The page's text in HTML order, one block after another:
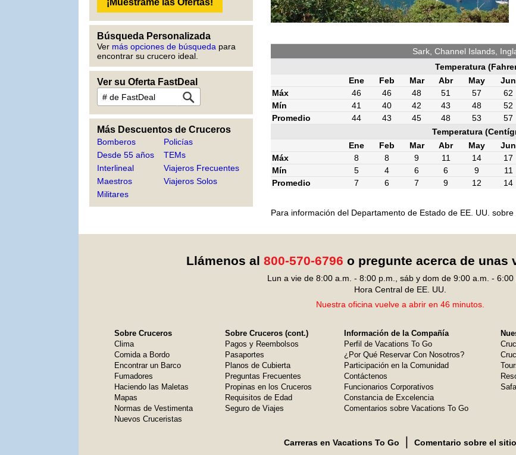
Búsqueda Personalizada
Ver más opciones de búsqueda para
encontrar su crucero ideal.
Ver su Oferta FastDeal
Más Descuentos de Cruceros
Bomberos
Desde 55 años
Interlineal
Maestros
Militares
Policías
TEMs
Viajeros Frecuentes
Viajeros Solos
Sark, Channel Islands,
Temperatura
Ene
Feb Mar Abr May Jun
Máx
46 46 48 51 57 62
Mín
41 40 42 43 48 52
Promedio
44 43 45 48 53 57
Temperatura
Ene
Feb Mar Abr May Jun
Máx
8 8 9 11 14 17
Mín
5 4 6 6 9 11
Promedio
7 6 7 9 12 14
Para información del Departamento de Estado de EE. UU.
Llámenos al 800-570-6796 o pregunte acerca de unas
Lun a vie de 8:00 a.m. - 8:00 p.m., sáb y dom de 9:00 a.m. - 6:00
Hora Central de EE. UU.
Nuestra oficina vuelve a abrir en 46 minutos.
Sobre Cruceros
Clima
Comida a Bordo
Encontrar un Barco
Fumadores
Haciendo las Maletas
Mapas
Normas de Vestimenta
Nuevos Cruceristas
Sobre Cruceros (cont.)
Pagos y Reembolsos
Pasaportes
Planos de Cubierta
Preguntas Frecuentes
Propinas en los Cruceros
Requisitos de Edad
Seguro de Viajes
Información de la Compañía
Perfil de Vacations To Go
¿Por Qué Reservar Con Nosotros?
Participación en la Comunidad
Contáctenos
Funcionarios Corporativos
Constancia de Excelencia
Comentarios sobre Vacations To Go
Carreras en Vacations To Go Comentario sobre el sitio